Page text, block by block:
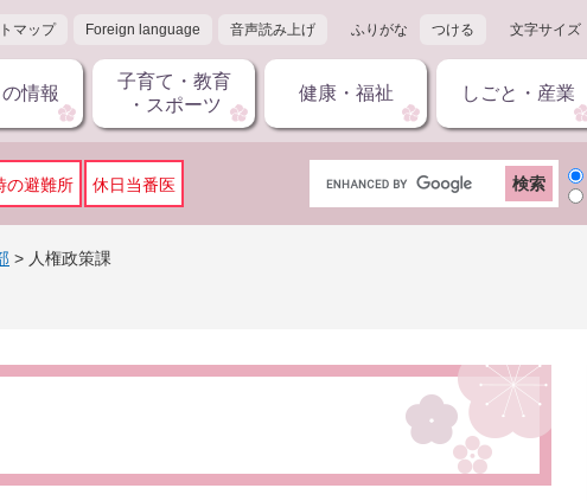
マップ Foreign language 音声読み上げ ふりがな つける 文字サイズ
情報
子育て・教育
・スポーツ
健康・福祉 しごと・産業
の避難所 休日当番医
G
o
タ
> 人権政策課